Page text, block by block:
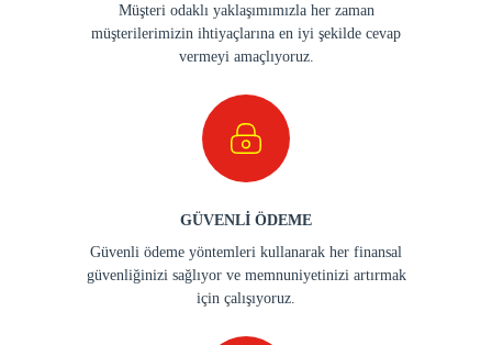
Müşteri odaklı yaklaşımımızla her zaman
müşterilerimizin ihtiyaçlarına en iyi şekilde cevap
vermeyi amaçlıyoruz.
GÜVENLİ ÖDEME
Güvenli ödeme yöntemleri kullanarak her finansal
güvenliğinizi sağlıyor ve memnuniyetinizi artırmak
için çalışıyoruz.